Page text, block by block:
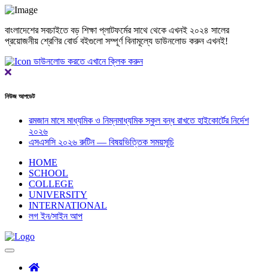
বাংলাদেশের সবচাইতে বড় শিক্ষা প্লাটফর্মের সাথে থেকে এখনই ২০২৪ সালের
প্রয়োজনীয় শ্রেণির বোর্ড বইগুলো সম্পূর্ণ বিনামূল্যে ডাউনলোড করুন এখনই!
ডাউনলোড করতে এখানে ক্লিক করুন
Close
নিউজ আপডেট
রমজান মাসে মাধ্যমিক ও নিম্নমাধ্যমিক স্কুল বন্ধ রাখতে হাইকোর্টের নির্দেশ
২০২৬
এসএসসি ২০২৬ রুটিন — বিষয়ভিত্তিক সময়সূচি
HOME
SCHOOL
COLLEGE
UNIVERSITY
INTERNATIONAL
লগ ইন/সাইন আপ